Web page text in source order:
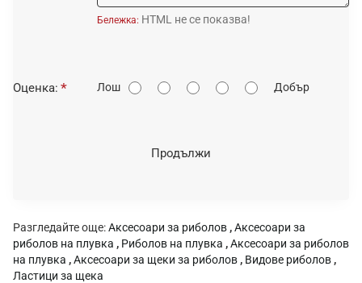
Бележка: HTML не се показва!
О
Оценка: Лош Добър
Продължи
Разгледайте още:Аксесоари за риболов ,Аксесоари за
риболов на плувка , Риболов на плувка ,Аксесоари за риболов
на плувка ,Аксесоари за щеки за риболов , Видове риболов ,
Ластици за щека